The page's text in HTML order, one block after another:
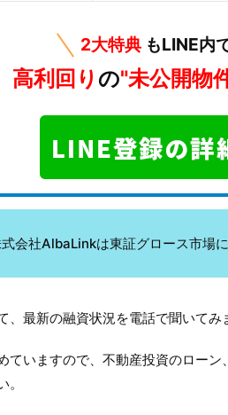
2大特典もLINE内
高利回り の"未公開物
会社AlbaLinkは東証グロース市場
、最新の融資状況を電話で聞いてみ
ていますので、不動産投資のロー